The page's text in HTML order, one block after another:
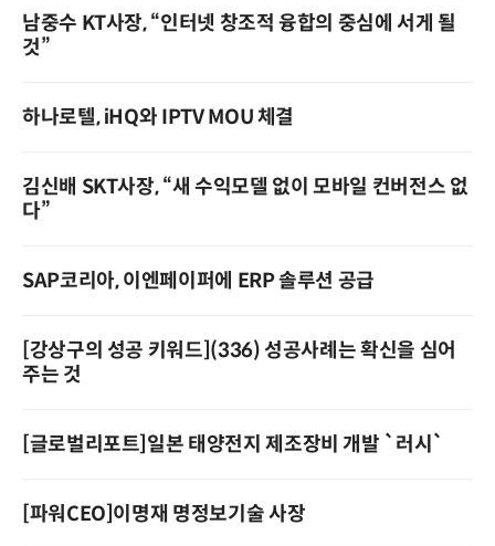
남중수 KT사장, “인터넷 창조적 융합의 중심에 서게 될
것”
하나로텔, iHQ와 IPTV MOU 체결
김신배 SKT사장, “새 수익모델 없이 모바일 컨버전스 없
다”
SAP코리아, 이엔페이퍼에 ERP 솔루션 공급
[강상구의 성공 키워드](336) 성공사례는 확신을 심어
주는 것
[글로벌리포트]일본 태양전지 제조장비 개발 `러시`
[파워CEO]이명재 명정보기술 사장